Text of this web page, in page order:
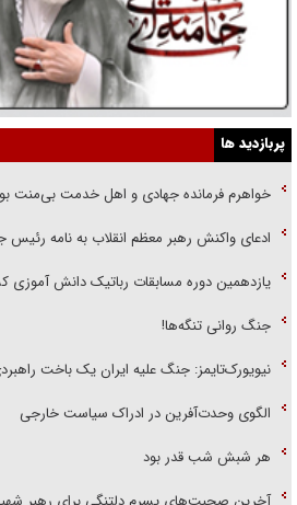
پربازدید ها
خواهرم فرمانده جهادی و اهل خدمت بی‌منت
ادعای واکنش رهبر معظم انقلاب به نامه
یازدهمین دوره مسابقات رباتیک دانش آموزی
جنگ روانی تنگه‌ها!
نیویورک‌تایمز: جنگ علیه ایران یک باخت
الگوی وحدت‌آفرین در ادراک سیاست خارجی
هر شبش شب قدر بود